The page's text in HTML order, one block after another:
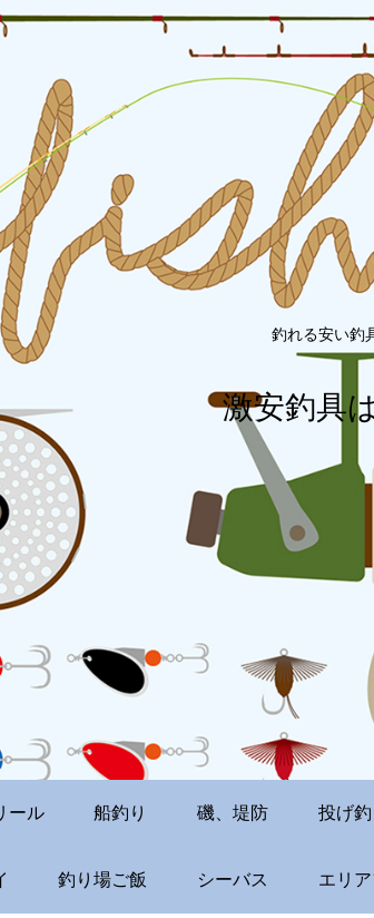
釣れる安い釣
激安釣具
ール 船釣り 磯、堤防 投げ釣
釣り場ご飯 シーバス エリ